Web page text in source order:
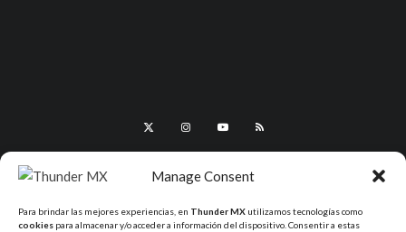
Manage Consent
Para brindar las mejores experiencias, en Thunder MX utilizamos tecnologías como
cookies para almacenar y/o acceder a información del dispositivo. Consentir a estas